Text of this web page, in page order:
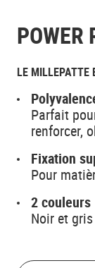
POWER
LE MILLEPATTE
Parfait
renforcer,
Fixation
Pour
2 couleurs
Noir et gris